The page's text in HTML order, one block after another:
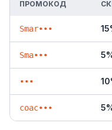
ПРОМОКОД
Smar•••
Sma•••
•••
coac•••